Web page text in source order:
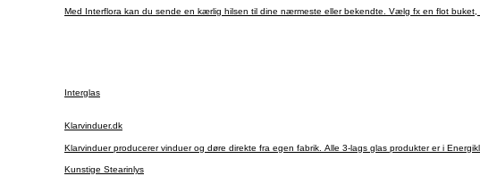
Med Interflora kan du sende en kærlig hilsen til dine nærmeste eller bekendte. Vælg fx en flot buket,
Interglas
Klarvinduer.dk
Klarvinduer producerer vinduer og døre direkte
Kunstige Stearinlys